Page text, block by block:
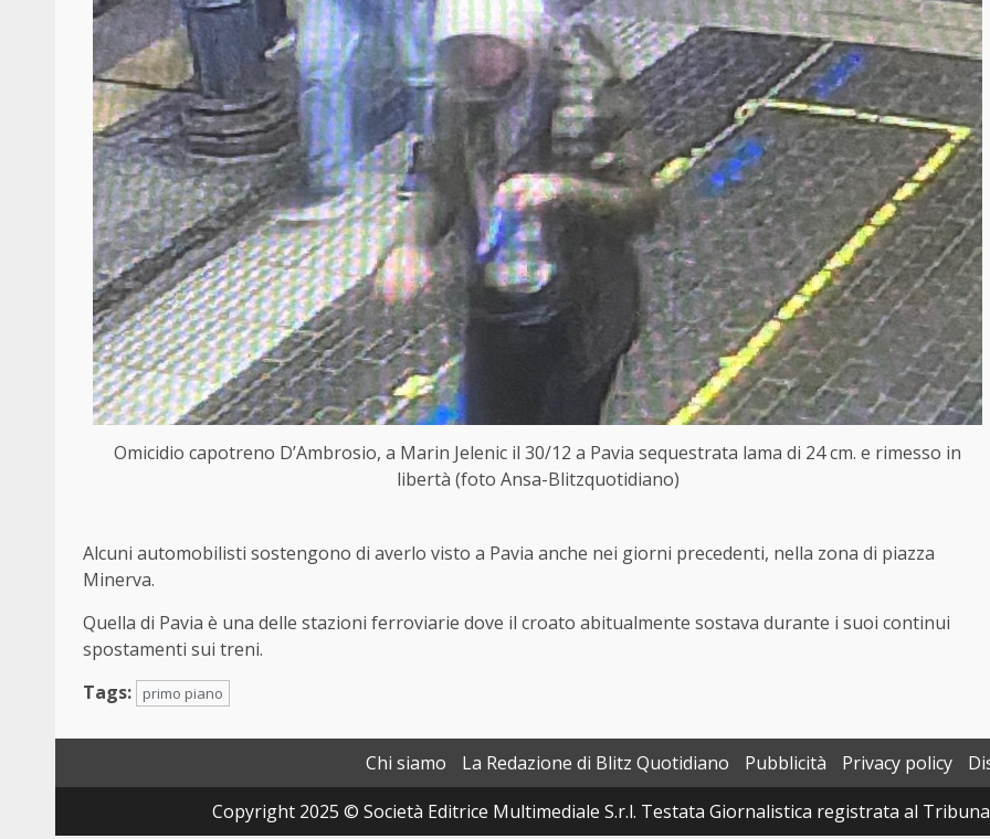
Omicidio capotreno D’Ambrosio, a Marin Jelenic il 30/12 a Pavia sequestrata lama di 24 cm. e rimesso in
libertà (foto Ansa-Blitzquotidiano)
Alcuni automobilisti sostengono di averlo visto a Pavia anche nei giorni precedenti, nella zona di piazza
Minerva.
Quella di Pavia è una delle stazioni ferroviarie dove il croato abitualmente sostava durante i suoi continui
spostamenti sui treni.
Tags:
primo piano
Chi siamo La Redazione di Blitz Quotidiano Pubblicità Privacy policy
Copyright 2025 © Società Editrice Multimediale S.r.l. Testata Giornalistica registrata al